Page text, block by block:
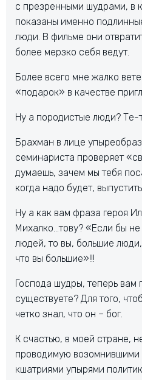
с презренными шудрами, в
показаны именно
люди. В фильме они
более мерзко себя ведут.
Более всего мне жалко
«подарок» в качестве
Ну а породистые люди? Те-
Брахман в лице
семинариста проверяет
думаешь, зачем мы тебя
когда надо будет,
Ну а как вам фраза героя
Михалко…тову? «Если бы
людей, то вы, большие
что вы большие»!!!
Господа шудры, теперь вам
существуете? Для того,
четко знал, что он – бог.
К счастью, в моей стране,
проводимую
кшатриями упырями